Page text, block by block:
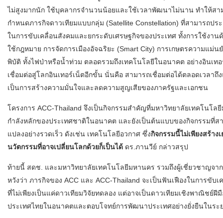
ไม่สูงมากนัก ใช้บุคลากรจำนวนน้อยและใช้เวลาพัฒนาไม่นาน ทำให้สา
กำหนดภารกิจดาวเทียมแบบกลุ่ม (Satellite Constellation) ที่สามารถปร
ในการขับเคลื่อนสังคมและยกระดับเศรษฐกิจของประเทศ ทั้งการใช้งานด้
ใช้กฎหมาย การจัดการเมืองอัจฉริยะ (Smart City) การเกษตรความแม่น
พิบัติ ทั้งไฟป่าหรือน้ำท่วม ตลอดรวมถึงเทคโนโลยีในอนาคต อย่างอินเทอ
เชื่อมต่อสู่โลกอินเทอร์เน็ตอีกขั้น นั่นคือ สามารถเชื่อมต่อได้ตลอดเวลาถึ
เป็นการสร้างความมั่นใจและลดความสูญเสียของภาครัฐและเอกชน
โครงการ ACC-Thailand จึงเป็นกิจกรรมสำคัญที่มหาวิทยาลัยเทคโนโล
กำลังหลักของประเทศชาติในอนาคต และยังเป็นต้นแบบของกิจกรรมที่ส
แปลงอย่างรวดเร็ว ดังเช่น เทคโนโลยีอวกาศ ซึ่งกิจกรรมนี้ไม่เพียงสร้าง
นวัตกรรมที่อาจเปลี่ยนโลกด้วยก็เป็นได้ ดร.ภานวีย์ กล่าวสรุป
ท้ายนี้ สดช. และมหาวิทยาลัยเทคโนโลยีมหานคร รวมถึงผู้เชี่ยวชาญจา
หวังว่า ภารกิจของ ACC และ ACC-Thailand จะเป็นฟันเฟืองในการขับเ
ที่ไม่เพียงเป็นแค่ดาวเทียมวิจัยทดลอง แต่อาจเป็นดาวเทียมเชิงพาณิชย์ฝี
ประเทศไทยในอนาคตและตอบโจทย์การพัฒนาประเทศอย่างยั่งยืนในระ